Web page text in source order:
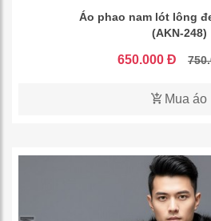
Áo phao nam lót lông
(AKN-248)
650.000 Đ
Mua áo